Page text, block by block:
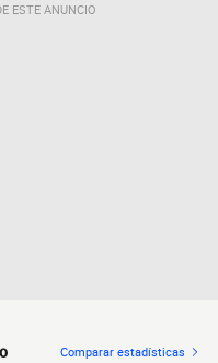
ESTE ANUNCIO
Comparar estadísticas